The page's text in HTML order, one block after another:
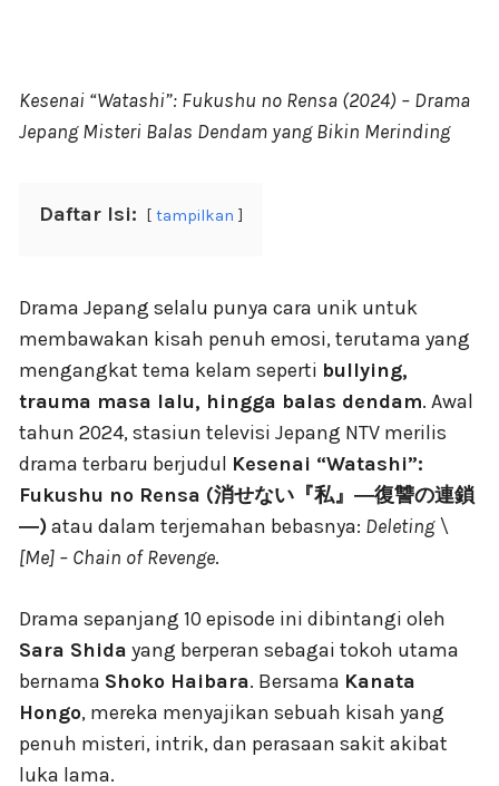
Kesenai “Watashi”: Fukushu no Rensa (2024) – Drama
Jepang Misteri Balas Dendam yang Bikin Merinding
Daftar Isi: tampilkan
Drama Jepang selalu punya cara unik untuk
membawakan kisah penuh emosi, terutama yang
mengangkat tema kelam seperti bullying,
trauma masa lalu, hingga balas dendam. Awal
tahun 2024, stasiun televisi Jepang NTV merilis
drama terbaru berjudul Kesenai “Watashi”:
Fukushu no Rensa (消せない『私』―復讐の連鎖
―)atau dalam terjemahan bebasnya: Deleting \
[Me] – Chain of Revenge.
Drama sepanjang 10 episode ini dibintangi oleh
Sara Shida yang berperan sebagai tokoh utama
bernama Shoko Haibara. Bersama Kanata
Hongo, mereka menyajikan sebuah kisah yang
penuh misteri, intrik, dan perasaan sakit akibat
luka lama.